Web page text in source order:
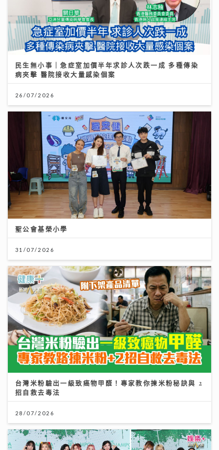
民生無小事｜急症室加價半年求診人次跌一成 多種傳染
病夾擊 醫院接收大量感染個案
26/07/2026
聖公會基榮小學
31/07/2026
台灣米粉驗出一級致癌物甲醛！專家教你揀米粉秘訣與 2
招自救去毒法
28/07/2026